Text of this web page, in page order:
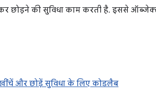
छोड़ने की सुविधा काम करती है. इससे
और छोड़ें सुविधा के लिए कोडलैब